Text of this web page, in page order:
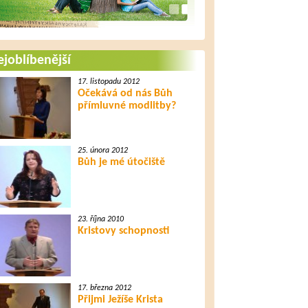
17. listopadu 2012
Očekává od nás Bůh
přímluvné modlitby?
25. února 2012
Bůh je mé útočiště
23. října 2010
Kristovy schopnosti
17. března 2012
Přijmi Ježíše Krista